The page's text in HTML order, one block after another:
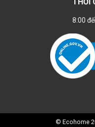
8:00
© Ecohome